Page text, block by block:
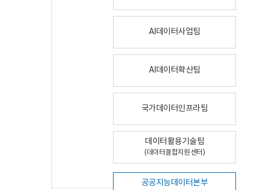
AI데이터사업팀
AI데이터확산팀
국가데이터인프라팀
데이터활용기술팀
(데이터결합지원센터)
공공지능데이터본부